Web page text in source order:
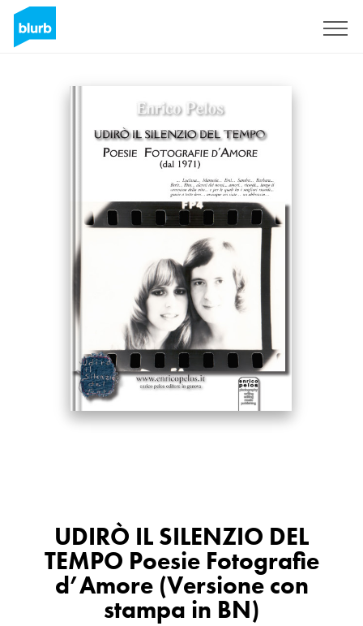
UDIRÒ IL SILENZIO DEL
TEMPO Poesie Fotografie
d’Amore (Versione con
stampa in BN)